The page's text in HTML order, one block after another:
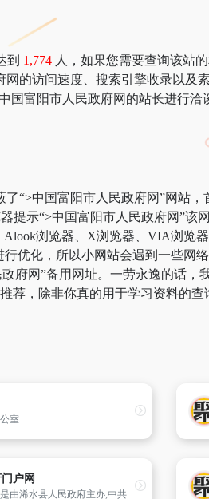
到 1,774 人，如果您需要查询该站
的访问速度、搜索引擎收录以及
富阳市人民政府网的站长进行洽
“>中国富阳市人民政府网”网站
示“>中国富阳市人民政府网”该
浏览器、X浏览器、VIA浏览
优化，所以小网站会遇到一些网
府网”备用网址。一劳永逸的话
，除非你真的用于学习资料的
室
户网
浠水县人民政府网是由浠水县人民政府主办,中共浠水县委宣传部主管,浠水县信息中心承办的县人民政府政务公开网站,是政务信息发布的平台,与群众沟通的渠道,对外宣传的窗口。